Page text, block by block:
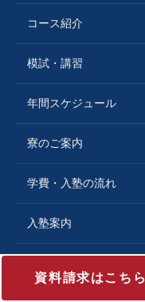
資料請求はこちら
コース紹介
模試・講習
年間スケジュール
寮のご案内
学費・入塾の流れ
入塾案内